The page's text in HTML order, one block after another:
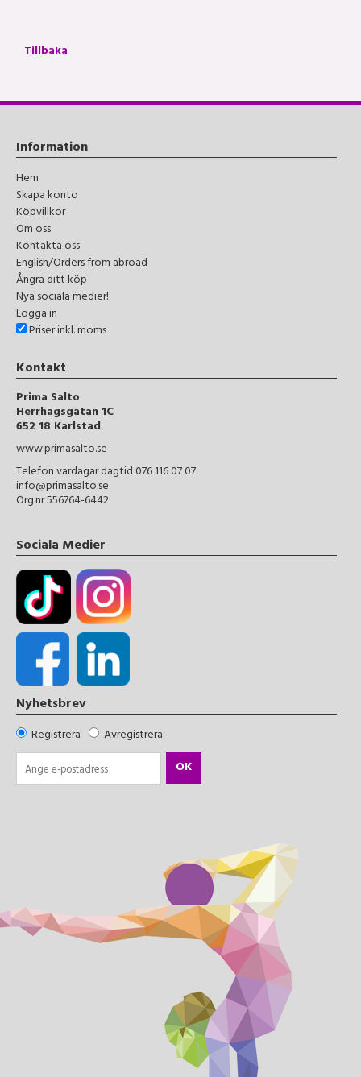
Tillbaka
Information
Hem
Skapa konto
Köpvillkor
Om oss
Kontakta oss
English/Orders from abroad
Ångra ditt köp
Nya sociala medier!
Logga in
Priser inkl. moms
Kontakt
Prima Salto
Herrhagsgatan 1C
652 18 Karlstad
www.primasalto.se
Telefon vardagar dagtid 076 116 07 07
info@primasalto.se
Org.nr 556764-6442
Sociala Medier
Nyhetsbrev
Registrera
Avregistrera
OK